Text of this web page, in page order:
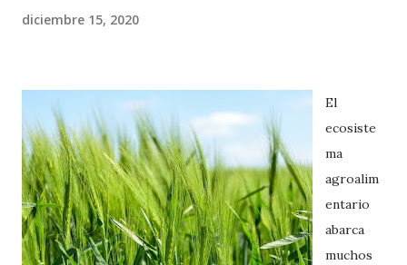
diciembre 15, 2020
El
ecosiste
ma
agroalim
entario
abarca
muchos